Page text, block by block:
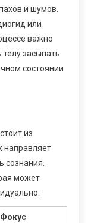
и шумов.
или
важно
засыпать
состоянии
из
направляет
сознания.
может
Фокус